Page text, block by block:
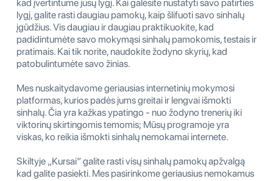
kad įvertintume jūsų lygį. Kai galėsite nustatyti savo patirties
lygį, galite rasti daugiau pamokų, kaip šlifuoti savo sinhalų
įgūdžius. Vis daugiau ir daugiau praktikuokite, kad
padidintumėte savo mokymąsi sinhalų pamokomis, testais ir
pratimais. Kai tik norite, naudokite žodyno skyrių, kad
patobulintumėte savo žinias.
Mes nuskaitydavome geriausias internetinių mokymosi
platformas, kurios padės jums greitai ir lengvai išmokti
sinhalų. Čia yra kažkas ypatingo - nuo žodyno trenerių iki
viktorinų skirtingomis temomis; Mūsų programoje yra
viskas, ko reikia išmokti sinhalų nemokamai internete.
Skiltyje „Kursai“ galite rasti visų sinhalų pamokų apžvalgą
kad galite pasiekti. Mes pasirinkome geriausius nemokamus